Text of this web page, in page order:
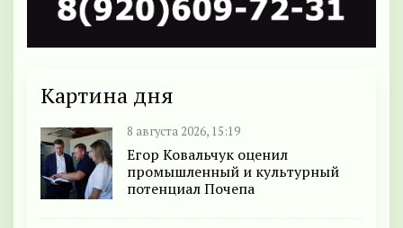
Картина дня
8 августа 2026, 15:19
Егор Ковальчук оценил
промышленный и культурный
потенциал Почепа